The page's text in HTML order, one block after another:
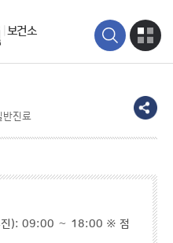
보건소
반진료
진): 09:00 ∼ 18:00 ※ 점